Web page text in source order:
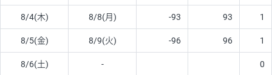
8/4(木) 8/8(月) -93 93 1
8/5(金) 8/9(火) -96 96 1
8/6(土) - 0